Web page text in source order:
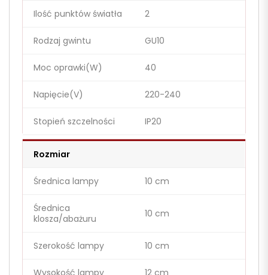
Ilość punktów światła 2
Rodzaj gwintu GU10
Moc oprawki(W) 40
Napięcie(V) 220-240
Stopień szczelności IP20
Rozmiar
Średnica lampy 10 cm
Średnica
klosza/abażuru
10 cm
Szerokość lampy 10 cm